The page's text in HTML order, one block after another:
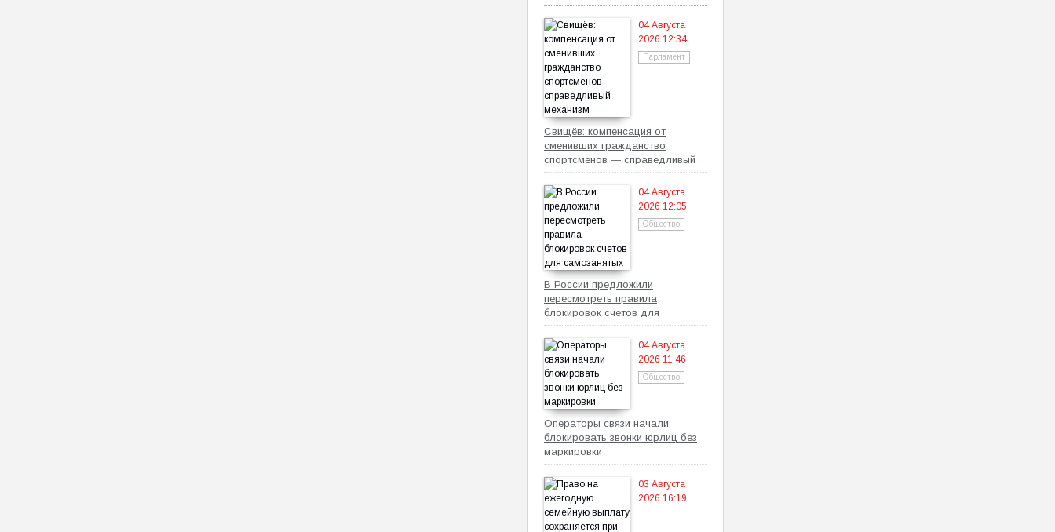
04 Августа
2026 12:34
Парламент
Свищёв: компенсация от
сменивших гражданство
спортсменов — справедливый
механизм
04 Августа
2026 12:05
Общество
В России предложили
пересмотреть правила
блокировок счетов для
самозанятых
04 Августа
2026 11:46
Общество
Операторы связи начали
блокировать звонки юрлиц без
маркировки
03 Августа
2026 16:19